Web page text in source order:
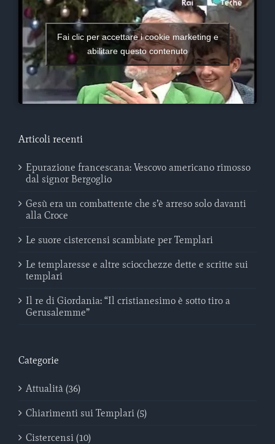
Fai clic per accettare i cookie marketing e
abilitare questo contenuto
Articoli recenti
Epurazione francescana: Vescovo americano rimosso
dal signor Bergoglio
Gesù era un combattente che s’è arreso solo davanti
alla Croce
Le suore cistercensi scambiate per Templari
Le templaresse e altre sciocchezze dette e scritte sui
templari
Il re di Giordania: “Il cristianesimo è sotto tiro a
Gerusalemme”
Categorie
Attualità (36)
Chiarimenti sui Templari (5)
Cistercensi (10)